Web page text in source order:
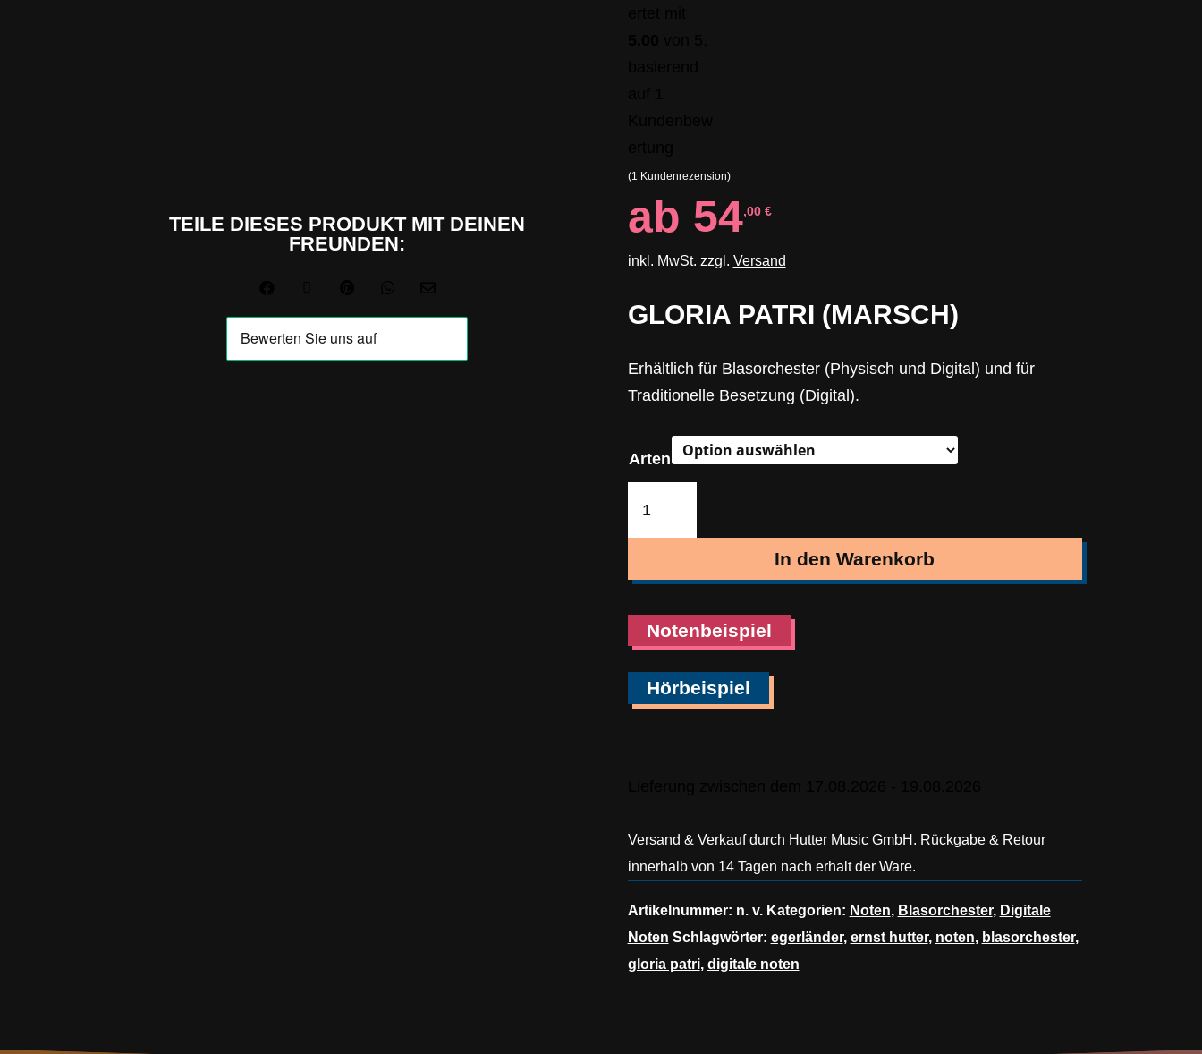
TEILE DIESES PRODUKT MIT DEINEN
FREUNDEN:
(1 Kundenrezension)
ab 54,00 €
inkl. MwSt. zzgl. Versand
GLORIA PATRI (MARSCH)
Erhältlich für Blasorchester (Physisch und Digital) und für
Traditionelle Besetzung (Digital).
Arten
Patri
In den Warenkorb
Notenbeispiel
Hörbeispiel
Versand & Verkauf durch Hutter Music GmbH. Rückgabe & Retour
innerhalb von 14 Tagen nach erhalt der Ware.
Artikelnummer: n. v. Kategorien: Noten, Blasorchester, Digitale
Noten Schlagwörter: egerländer, ernst hutter, noten, blasorchester,
gloria patri, digitale noten